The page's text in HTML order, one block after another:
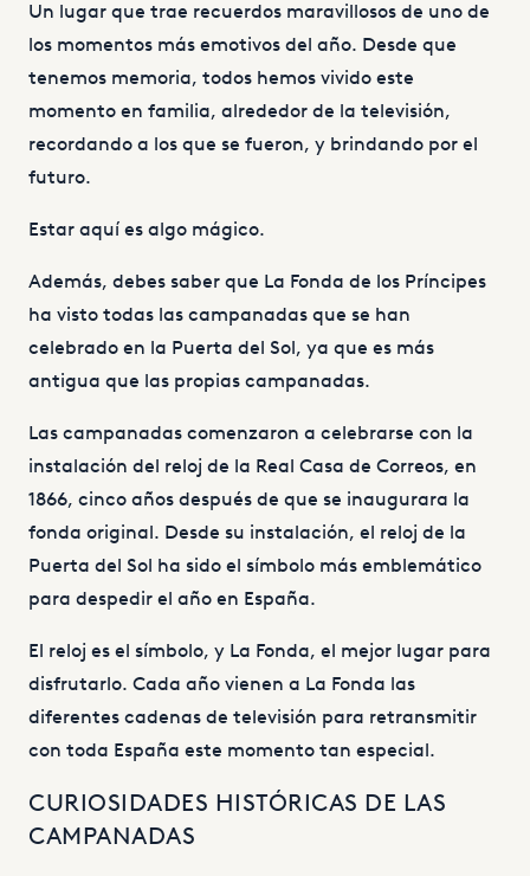
Un lugar que trae recuerdos maravillosos de uno de
los momentos más emotivos del año. Desde que
tenemos memoria, todos hemos vivido este
momento en familia, alrededor de la televisión,
recordando a los que se fueron, y brindando por el
futuro.
Estar aquí es algo mágico.
Además, debes saber que La Fonda de los Príncipes
ha visto todas las campanadas que se han
celebrado en la Puerta del Sol, ya que es más
antigua que las propias campanadas.
Las campanadas comenzaron a celebrarse con la
instalación del reloj de la Real Casa de Correos, en
1866, cinco años después de que se inaugurara la
fonda original. Desde su instalación, el reloj de la
Puerta del Sol ha sido el símbolo más emblemático
para despedir el año en España.
El reloj es el símbolo, y La Fonda, el mejor lugar para
disfrutarlo. Cada año vienen a La Fonda las
diferentes cadenas de televisión para retransmitir
con toda España este momento tan especial.
CURIOSIDADES HISTÓRICAS DE LAS
CAMPANADAS